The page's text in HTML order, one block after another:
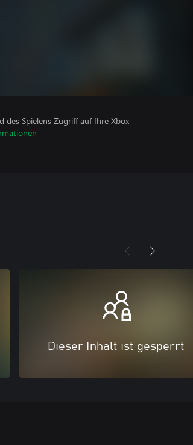
des Spielens Zugriff auf Ihre Xbox-
Dieser Inhalt ist gesperrt